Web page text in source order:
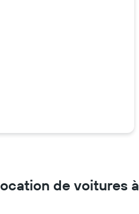
de voitures à